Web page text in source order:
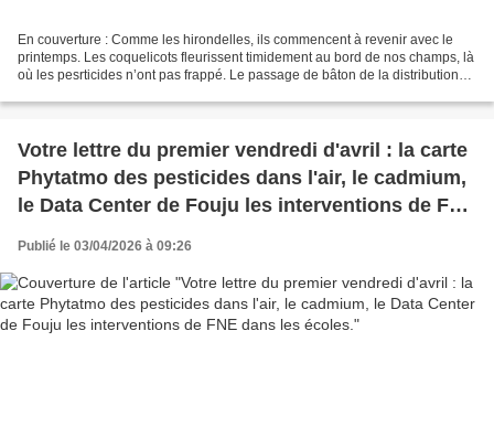
En couverture : Comme les hirondelles, ils commencent à revenir avec le
printemps. Les coquelicots fleurissent timidement au bord de nos champs, là
où les pesrticides n’ont pas frappé. Le passage de bâton de la distribution
Votre lettre du premier vendredi d'avril : la carte
Phytatmo des pesticides dans l'air, le cadmium,
le Data Center de Fouju les interventions de FNE
dans les écoles.
Publié le 03/04/2026 à 09:26